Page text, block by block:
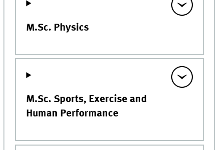
M.Sc. Physics
M.Sc. Sports, Exercise and
Human Performance